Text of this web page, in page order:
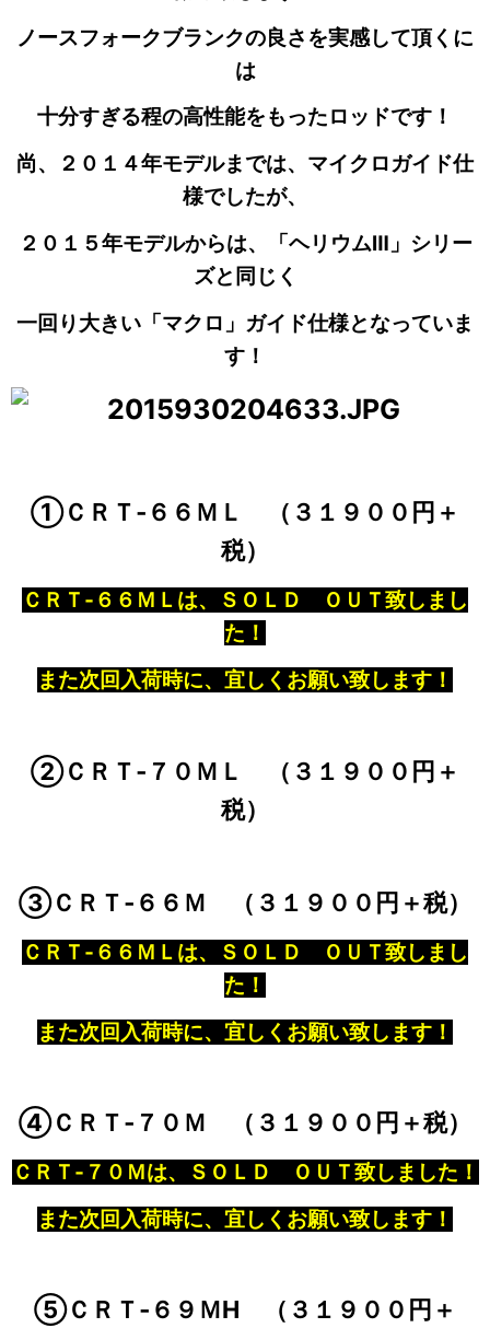
ノースフォークブランクの良さを実感して頂くに
は
十分すぎる程の高性能をもったロッドです！
尚、２０１４年モデルまでは、マイクロガイド仕
様でしたが、
２０１５年モデルからは、「ヘリウムⅢ」シリー
ズと同じく
一回り大きい「マクロ」ガイド仕様となっていま
す！
①ＣＲＴ‐６６ＭＬ （３１９００円＋
税）
ＣＲＴ‐６６ＭＬは、ＳＯＬＤ ＯＵＴ致しまし
た！
また次回入荷時に、宜しくお願い致します！
②ＣＲＴ‐７０ＭＬ （３１９００円＋
税）
③ＣＲＴ‐６６Ｍ （ ３１９００円＋税）
ＣＲＴ‐６６ＭＬは、ＳＯＬＤ ＯＵＴ致しまし
た！
また次回入荷時に、宜しくお願い致します！
④ＣＲＴ‐７０Ｍ （３１９００円＋税）
ＣＲＴ‐７０Ｍは、ＳＯＬＤ ＯＵＴ致しました！
また次回入荷時に、宜しくお願い致します！
⑤ＣＲＴ‐６９ＭH （３１９００円＋